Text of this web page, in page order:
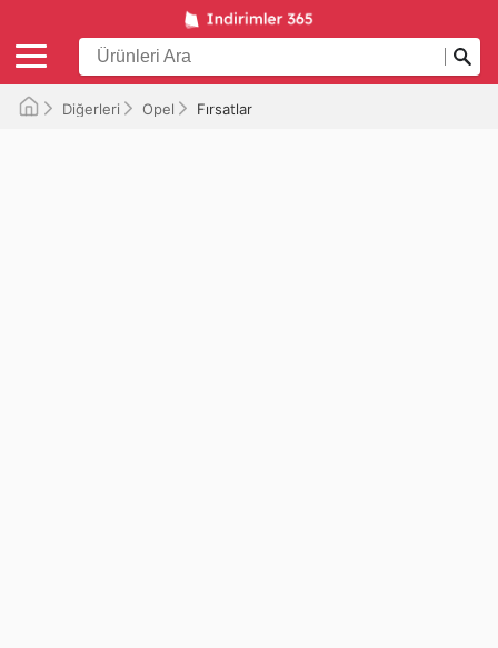
Diğerleri Opel Fırsatlar